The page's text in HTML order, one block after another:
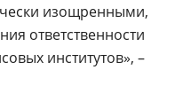
изощренными,
ответственности
институтов», –